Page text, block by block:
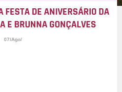
FESTA DE ANIVERSÁRIO DA
E BRUNNA GONÇALVES
07/Ago/